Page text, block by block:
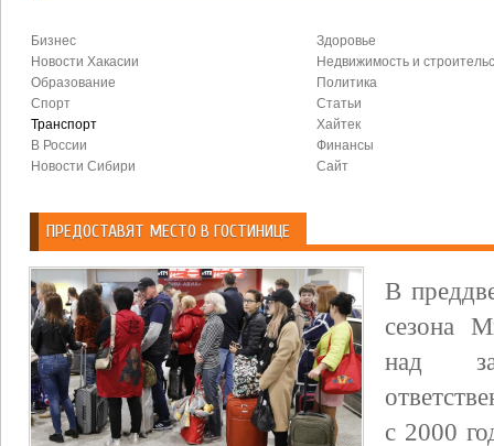
Бизнес
Здоровье
Новости Хакасии
Недвижимость и
Образование
Политика
Спорт
Статьи
Транспорт
Хайтек
В России
Финансы
Новости Сибири
Сайт
ПРЕДОСТАВЯТ МЕСТО В ГОСТИНИЦЕ
В
сезона
над
с 2000